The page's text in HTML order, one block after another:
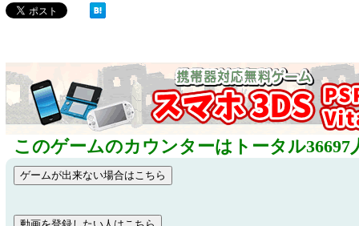
このゲームのカウンターはトータル36697